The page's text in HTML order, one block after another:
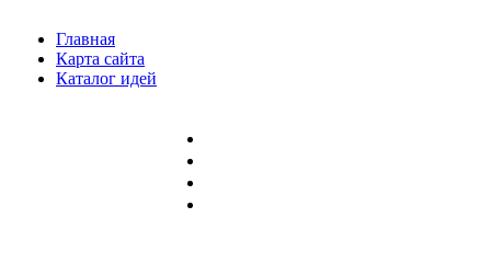
Главная
Карта сайта
Каталог идей